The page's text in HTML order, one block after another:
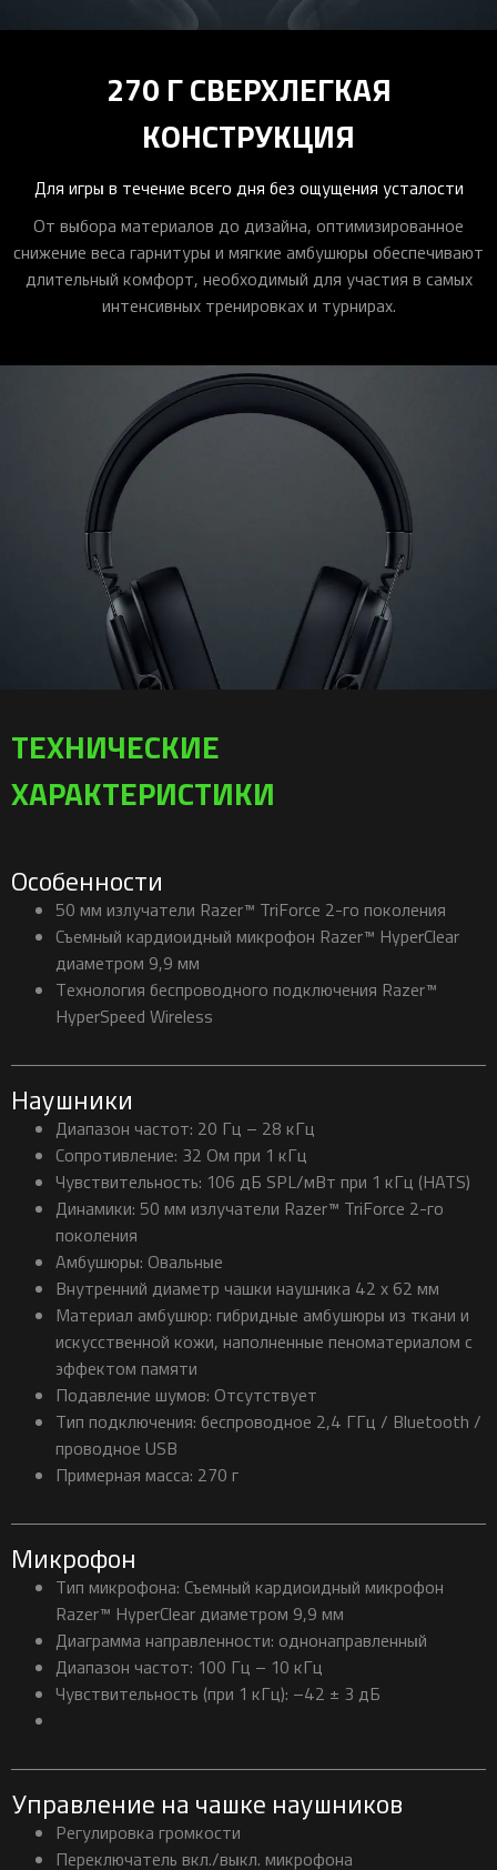
270 Г СВЕРХЛЕГКАЯ
КОНСТРУКЦИЯ
Для игры в течение всего дня без ощущения усталости
От выбора материалов до дизайна, оптимизированное
снижение веса гарнитуры и мягкие амбушюры обеспечивают
длительный комфорт, необходимый для участия в самых
интенсивных тренировках и турнирах.
ТЕХНИЧЕСКИЕ
ХАРАКТЕРИСТИКИ
Особенности
50 мм излучатели Razer™ TriForce 2-го поколения
Съемный кардиоидный микрофон Razer™ HyperClear
диаметром 9,9 мм
Технология беспроводного подключения Razer™
HyperSpeed Wireless
Наушники
Диапазон частот: 20 Гц – 28 кГц
Сопротивление: 32 Ом при 1 кГц
Чувствительность: 106 дБ SPL/мВт при 1 кГц (HATS)
Динамики: 50 мм излучатели Razer™ TriForce 2-го
поколения
Амбушюры: Овальные
Внутренний диаметр чашки наушника 42 x 62 мм
Материал амбушюр: гибридные амбушюры из ткани и
искусственной кожи, наполненные пеноматериалом с
эффектом памяти
Подавление шумов: Отсутствует
Тип подключения: беспроводное 2,4 ГГц / Bluetooth /
проводное USB
Примерная масса: 270 г
Микрофон
Тип микрофона: Съемный кардиоидный микрофон
Razer™ HyperClear диаметром 9,9 мм
Диаграмма направленности: однонаправленный
Диапазон частот: 100 Гц – 10 кГц
Чувствительность (при 1 кГц): –42 ± 3 дБ
Управление на чашке наушников
Регулировка громкости
Переключатель вкл./выкл. микрофона